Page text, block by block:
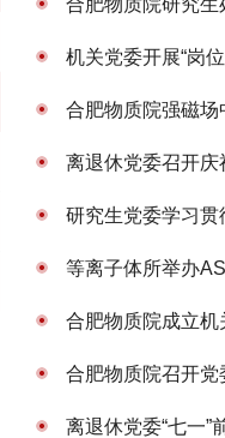
合肥物质院研究
机关党委开展“岗
合肥物质院强磁
离退休党委召开
研究生党委学习贯
等离子体所举办
合肥物质院成立
合肥物质院召开党
离退休党委“七一”